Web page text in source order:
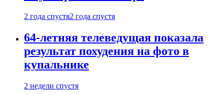
2 года спустя2 года спустя
64-летняя телеведущая показала
результат похудения на фото в
купальнике
2 недели спустя